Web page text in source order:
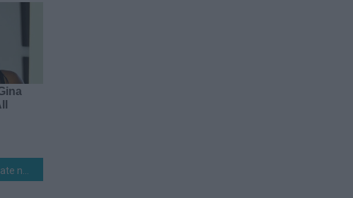
Imate kurje 0ko ili znate nekoga ko ga ima? Evo kako da ga se riješite preko noći sa 0vom močnom mješavinom